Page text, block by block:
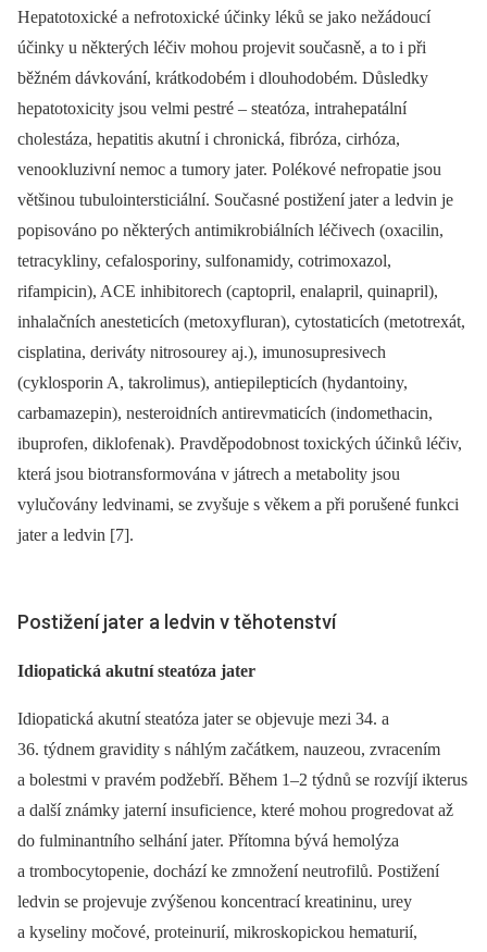
Hepatotoxické a nefrotoxické účinky léků se jako nežádoucí
účinky u některých léčiv mohou projevit současně, a to i při
běžném dávkování, krátkodobém i dlouhodobém. Důsledky
hepatotoxicity jsou velmi pestré –⁠ steatóza, intrahepatální
cholestáza, hepatitis akutní i chronická, fibróza, cirhóza,
venookluzivní nemoc a tumory jater. Polékové nefropatie jsou
většinou tubulointersticiální. Současné postižení jater a ledvin je
popisováno po některých antimikrobiálních léčivech (oxacilin,
tetracykliny, cefalosporiny, sulfonamidy, cotrimoxazol,
rifampicin), ACE inhibitorech (captopril, enalapril, quinapril),
inhalačních anesteticích (metoxyfluran), cytostaticích (metotrexát,
cisplatina, deriváty nitrosourey aj.), imunosupresivech
(cyklosporin A, takrolimus), antiepilepticích (hydantoiny,
carbamazepin), nesteroidních antirevmaticích (indomethacin,
ibuprofen, diklofenak). Pravděpodobnost toxických účinků léčiv,
která jsou biotransformována v játrech a metabolity jsou
vylučovány ledvinami, se zvyšuje s věkem a při porušené funkci
jater a ledvin [7].
Postižení jater a ledvin v těhotenství
Idiopatická akutní steatóza jater
Idiopatická akutní steatóza jater se objevuje mezi 34. a
36. týdnem gravidity s náhlým začátkem, nauzeou, zvracením
a bolestmi v pravém podžebří. Během 1–2 týdnů se rozvíjí ikterus
a další známky jaterní insuficience, které mohou progredovat až
do fulminantního selhání jater. Přítomna bývá hemolýza
a trombocytopenie, dochází ke zmnožení neutrofilů. Postižení
ledvin se projevuje zvýšenou koncentrací kreatininu, urey
a kyseliny močové, proteinurií, mikroskopickou hematurií,